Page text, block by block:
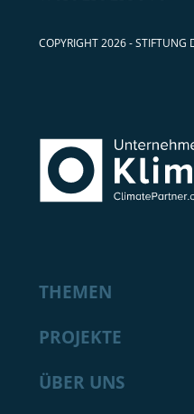
COPYRIGHT 2026 - STIFTUNG
THEMEN
PROJEKTE
ÜBER UNS